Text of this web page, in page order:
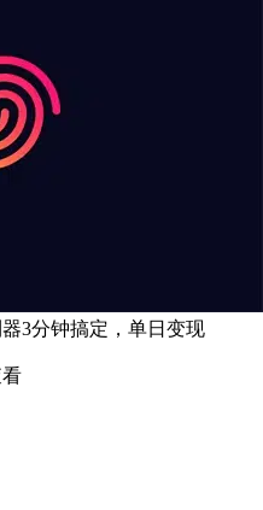
3分钟搞定，单日变现